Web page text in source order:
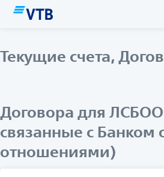
Текущие счета,
Договора для
связанные с Банком
отношениями)